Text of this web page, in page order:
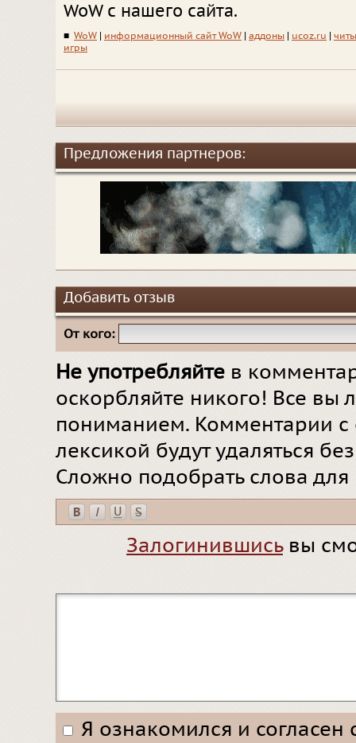
WoW с нашего сайта.
■ WoW информационный сайт WoW аддоны ucoz.ru
читы
игры
Предложения партнеров:
Добавить отзыв
От кого:
Не употребляйте в
оскорбляйте никого! Все вы
пониманием. Комментарии
лексикой будут удаляться
Сложно подобрать слова
Залогинившисьвы
Я ознакомился и согласен